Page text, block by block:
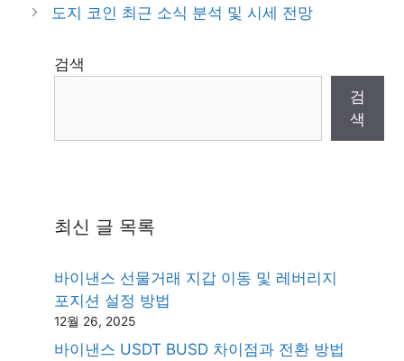
도지 코인 최근 소식 분석 및 시세 전망
검색
검
색
최신 글 목록
바이낸스 선물거래 지갑 이동 및 레버리지
포지션 설정 방법
12월 26, 2025
바이낸스 USDT BUSD 차이점과 전환 방법